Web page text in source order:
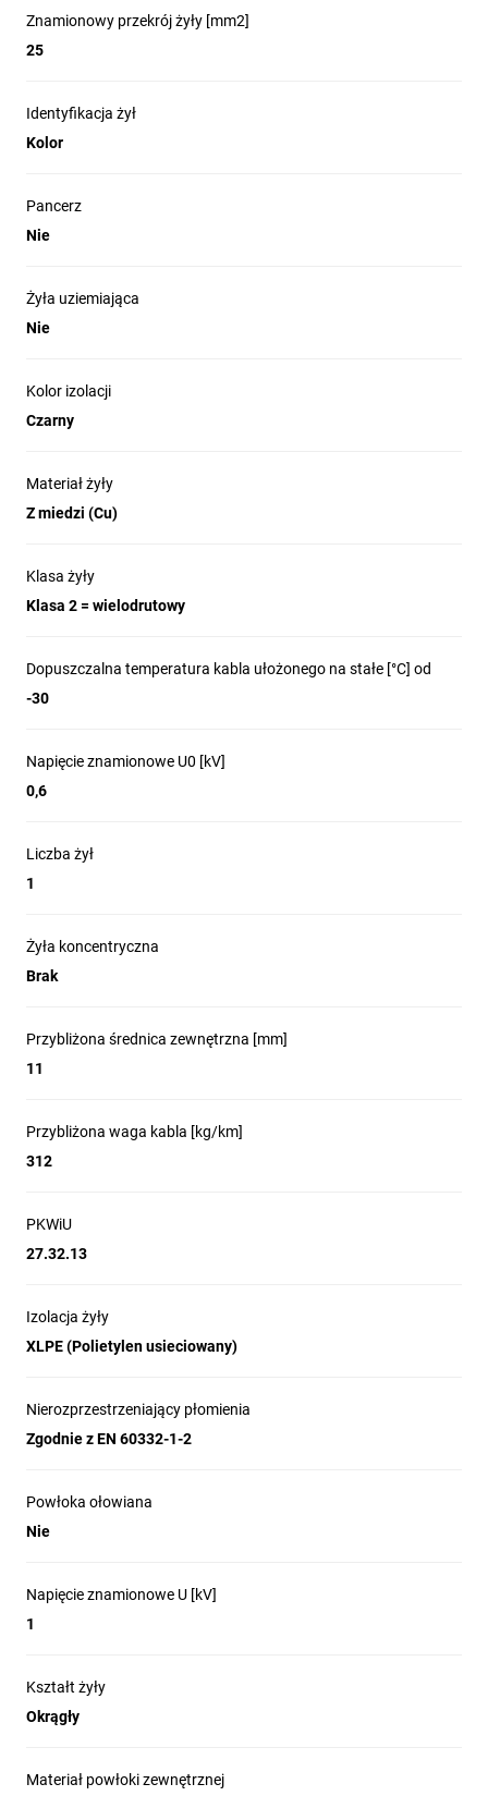
Znamionowy przekrój żyły [mm2]
25
Identyfikacja żył
Kolor
Pancerz
Nie
Żyła uziemiająca
Nie
Kolor izolacji
Czarny
Materiał żyły
Z miedzi (Cu)
Klasa żyły
Klasa 2 = wielodrutowy
Dopuszczalna temperatura kabla ułożonego na stałe [°C] od
-30
Napięcie znamionowe U0 [kV]
0,6
Liczba żył
1
Żyła koncentryczna
Brak
Przybliżona średnica zewnętrzna [mm]
11
Przybliżona waga kabla [kg/km]
312
PKWiU
27.32.13
Izolacja żyły
XLPE (Polietylen usieciowany)
Nierozprzestrzeniający płomienia
Zgodnie z EN 60332-1-2
Powłoka ołowiana
Nie
Napięcie znamionowe U [kV]
1
Kształt żyły
Okrągły
Materiał powłoki zewnętrznej